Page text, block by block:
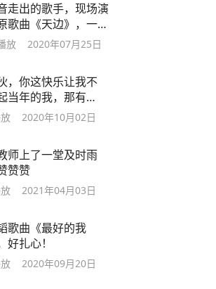
走出的歌手，现场演
歌曲《天边》，一点
朵云飞
放 2020年07月25日
，你这快乐让我不
当年的我，那有
是生不逢时！
2020年10月02日
师上了一堂及时雨
赞赞
2021年04月03日
歌曲《最好的我
好扎心！
2020年09月20日